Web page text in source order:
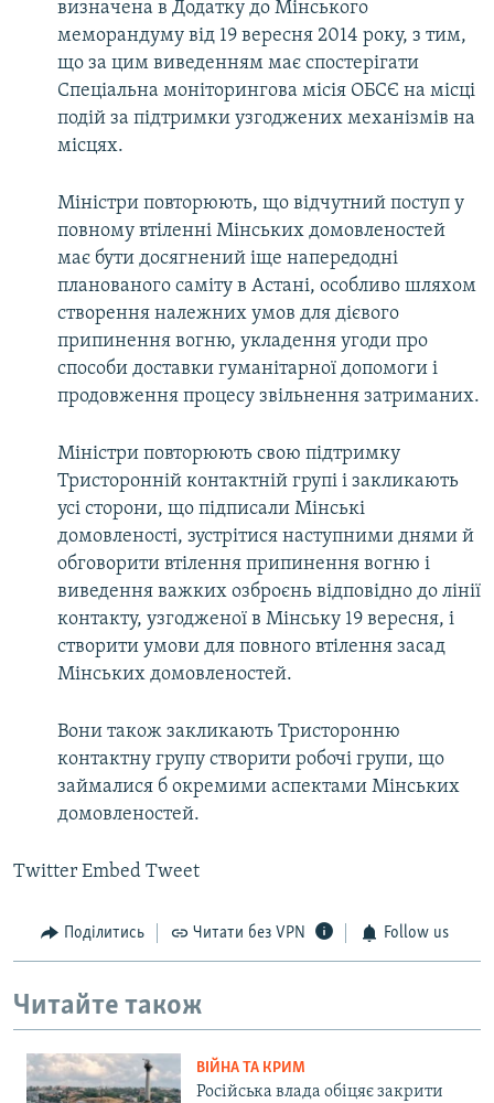
визначена в Додатку до Мінського
меморандуму від 19 вересня 2014 року, з тим,
що за цим виведенням має спостерігати
Спеціальна моніторингова місія ОБСЄ на місці
подій за підтримки узгоджених механізмів на
місцях.
Міністри повторюють, що відчутний поступ у
повному втіленні Мінських домовленостей
має бути досягнений іще напередодні
планованого саміту в Астані, особливо шляхом
створення належних умов для дієвого
припинення вогню, укладення угоди про
способи доставки гуманітарної допомоги і
продовження процесу звільнення затриманих.
Міністри повторюють свою підтримку
Тристоронній контактній групі і закликають
усі сторони, що підписали Мінські
домовленості, зустрітися наступними днями й
обговорити втілення припинення вогню і
виведення важких озброєнь відповідно до лінії
контакту, узгодженої в Мінську 19 вересня, і
створити умови для повного втілення засад
Мінських домовленостей.
Вони також закликають Тристоронню
контактну групу створити робочі групи, що
займалися б окремими аспектами Мінських
домовленостей.
Twitter Embed Tweet
Поділитись Читати без VPN Follow us
Читайте також
ВІЙНА ТА КРИМ
Російська влада обіцяє закрити